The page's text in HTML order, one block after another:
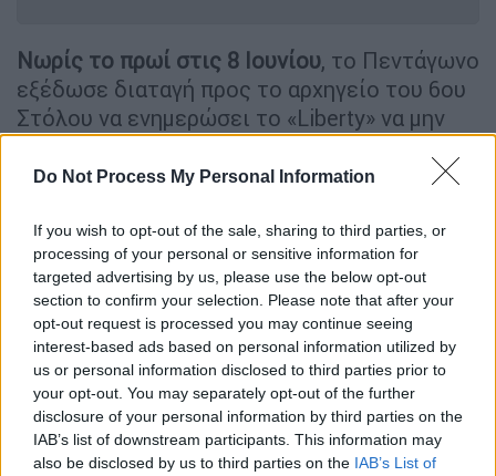
Do Not Process My Personal Information
If you wish to opt-out of the sale, sharing to third parties, or
processing of your personal or sensitive information for
targeted advertising by us, please use the below opt-out
section to confirm your selection. Please note that after your
opt-out request is processed you may continue seeing
interest-based ads based on personal information utilized by
us or personal information disclosed to third parties prior to
your opt-out. You may separately opt-out of the further
disclosure of your personal information by third parties on the
IAB’s list of downstream participants. This information may
also be disclosed by us to third parties on the IAB’s List of
Νωρίς το πρωί στις 8 Ιουνίου, το Πεντάγωνο
εξέδωσε διαταγή προς το αρχηγείο του 6ου
Στόλου να ενημερώσει το «Liberty» να μην
προς το Ισραήλ, τη Συρία ή την ακτή του
έλαβε ποτέ αυτή τη διαταγή.
video